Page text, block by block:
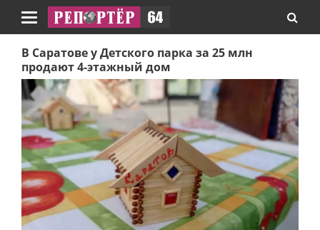
Навигация
В Саратове у Детского парка за 25 млн
продают 4-этажный дом